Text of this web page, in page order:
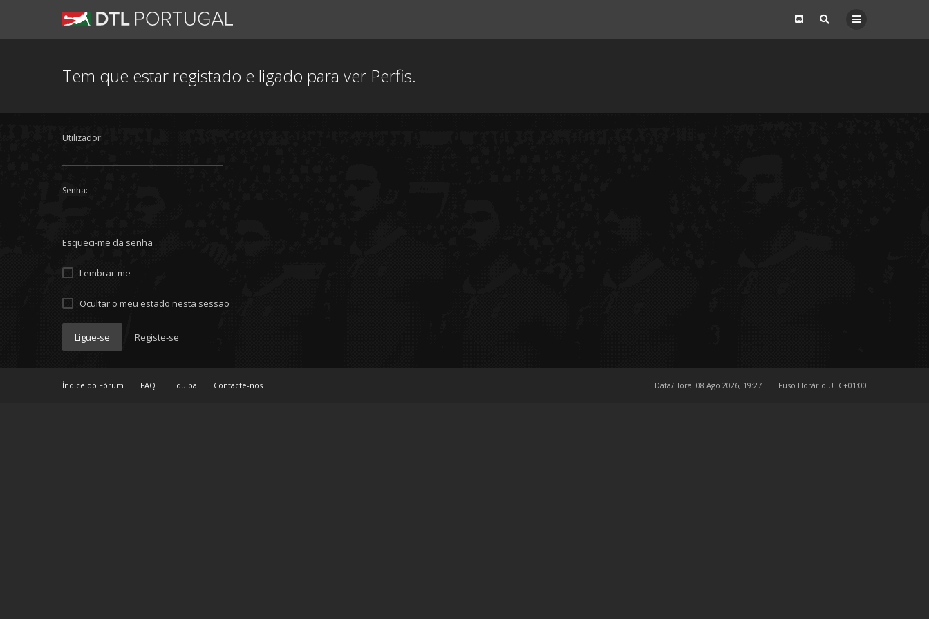
Tem que estar registado e ligado para ver Perfis.
Utilizador:
Senha:
Esqueci-me da senha
Lembrar-me
Ocultar o meu estado nesta sessão
Ligue-se Registe-se
Índice do Fórum FAQ Equipa Contacte-nos Fuso Horário UTC+01:00
Data/Hora: 08 Ago 2026, 19:27